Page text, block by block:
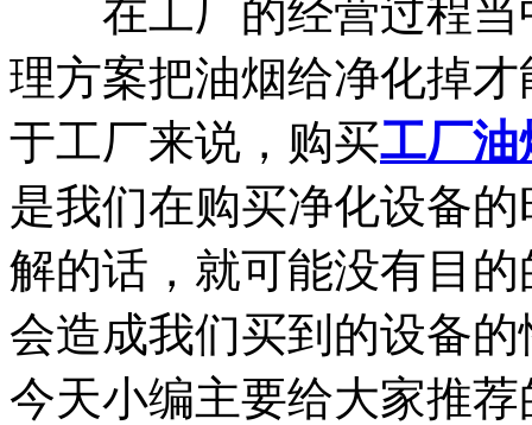
在工厂的经营过程当
理方案把油烟给净化掉
于工厂来说，购买工厂油
是我们在购买净化设备
解的话，就可能没有目
会造成我们买到的设备
今天小编主要给大家推